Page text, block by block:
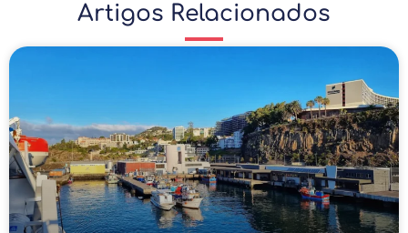
Artigos Relacionados